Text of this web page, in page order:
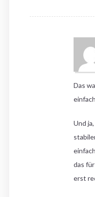
Das
Und
das
erst